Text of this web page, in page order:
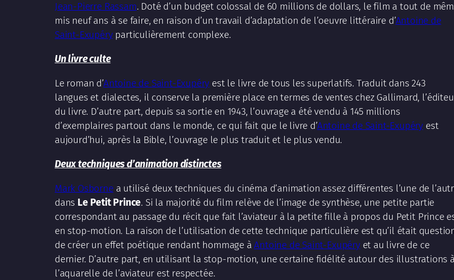
Jean-Pierre Rassam. Doté d’un budget colossal de 60 millions de dollars, le film a tout de
mis neuf ans à se faire, en raison d’un travail d’adaptation de l’oeuvre littéraire d’Antoine de
Saint-Exupéryparticulièrement complexe.
Un livre culte
Le roman d’Antoine de Saint-Exupéry est le livre de tous les superlatifs. Traduit dans 243
langues et dialectes, il conserve la première place en termes de ventes chez Gallimard,
du livre. D’autre part, depuis sa sortie en 1943, l’ouvrage a été vendu à 145 millions
d’exemplaires partout dans le monde, ce qui fait que le livre d’Antoine de Saint-Exupéry est
aujourd’hui, après la Bible, l’ouvrage le plus traduit et le plus vendu.
Deux techniques d’animation distinctes
Mark Osbornea utilisé deux techniques du cinéma d’animation assez différentes l’une de
dans Le Petit Prince. Si la majorité du film relève de l’image de synthèse, une petite partie
correspondant au passage du récit que fait l’aviateur à la petite fille à propos du Petit Prince
en stop-motion. La raison de l’utilisation de cette technique particulière est qu’il était
de créer un effet poétique rendant hommage àAntoine de Saint-Exupéryet au livre de ce
dernier. D’autre part, en utilisant la stop-motion, une certaine fidélité autour des illustrations à
l’aquarelle de l’aviateur est respectée.